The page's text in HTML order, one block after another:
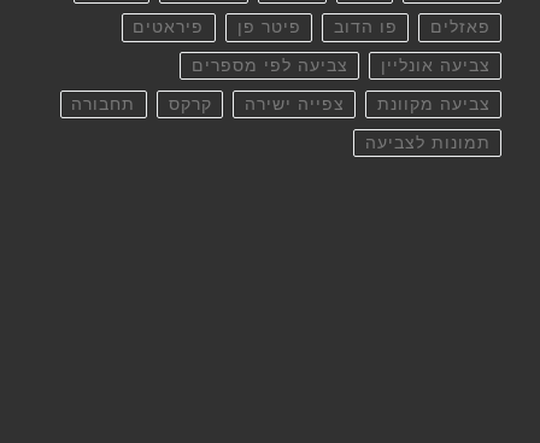
פאזלים פו הדוב פיטר פן פיראטים
צביעה אונליין צביעה לפי מספרים
צביעה מקוונת צפייה ישירה קרקס תחבורה
תמונות לצביעה